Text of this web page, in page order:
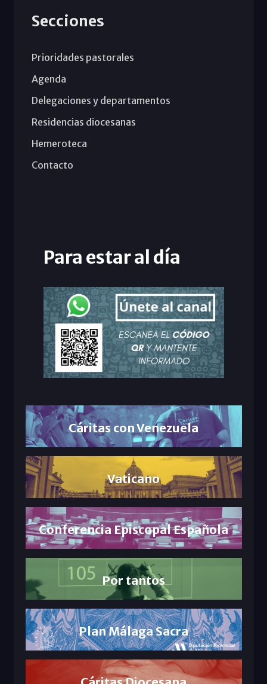
Secciones
Prioridades pastorales
Agenda
Delegaciones y departamentos
Residencias diocesanas
Hemeroteca
Contacto
Para estar al día
Cáritas con Venezuela
Vaticano
Conferencia Episcopal Española
Por tantos
Plan Málaga Sacra